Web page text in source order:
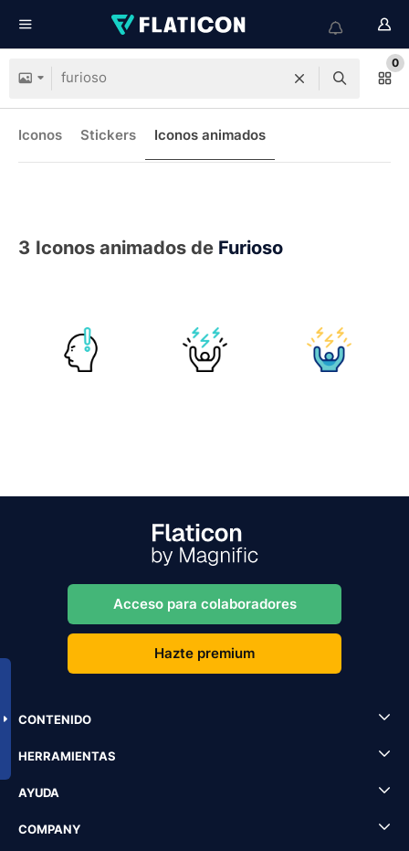
0
Iconos Stickers Iconos animados
3 Iconos animados de Furioso
Acceso para colaboradores
Hazte premium
CONTENIDO
HERRAMIENTAS
AYUDA
COMPANY